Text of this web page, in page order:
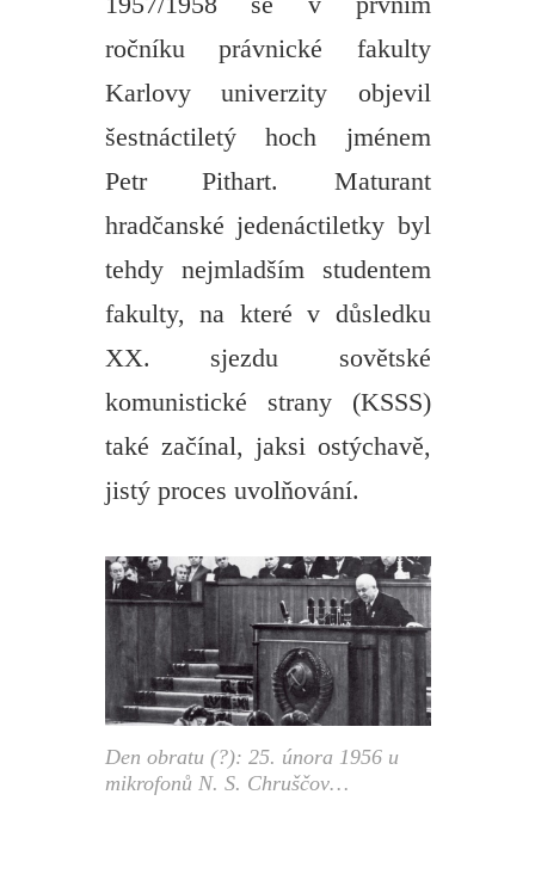
ročníku právnické fakulty
Karlovy univerzity objevil
šestnáctiletý hoch jménem
Petr Pithart. Maturant
hradčanské jedenáctiletky byl
tehdy nejmladším studentem
fakulty, na které v důsledku
XX. sjezdu sovětské
komunistické strany (KSSS)
také začínal, jaksi ostýchavě,
jistý proces uvolňování.
Den obratu (?): 25. února 1956 u
mikrofonů N. S. Chruščov…